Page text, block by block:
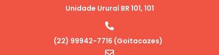
Unidade Ururaí BR 101, 101
(22) 99942-7716 (Goitacazes)